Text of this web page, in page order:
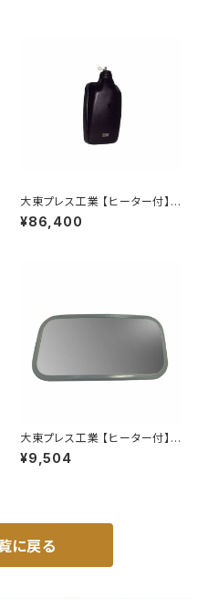
大東プレス工業 【ヒーター付】ハ
イウェイリモコンミラー DI-722
1CXE
¥86,400
大東プレス工業 【ヒーター付】サ
イドミラー/バックミラーJ08 DI
-7Z
¥9,504
に戻る